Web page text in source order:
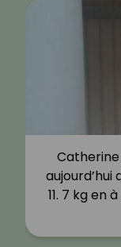
Catherine
aujourd’hui
11. 7 kg en